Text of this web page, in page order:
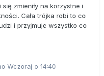
zmieniły na korzystne i
Cała trójka robi to co
i przyjmuje wszystko co
Wczoraj o 14:40